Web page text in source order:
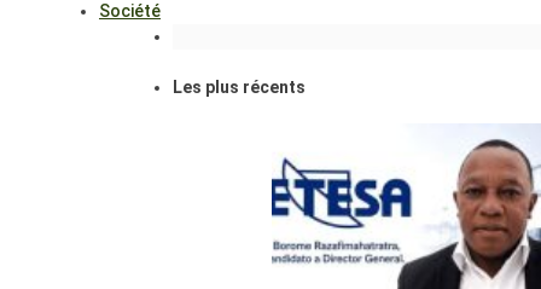
Société
Les plus récents